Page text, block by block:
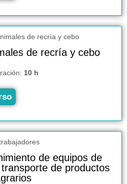
de recría y cebo
10 h
de equipos de
de productos